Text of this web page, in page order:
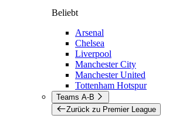
Beliebt
Arsenal
Chelsea
Liverpool
Manchester City
Manchester United
Tottenham Hotspur
Teams A-B
Zurück zu Premier League